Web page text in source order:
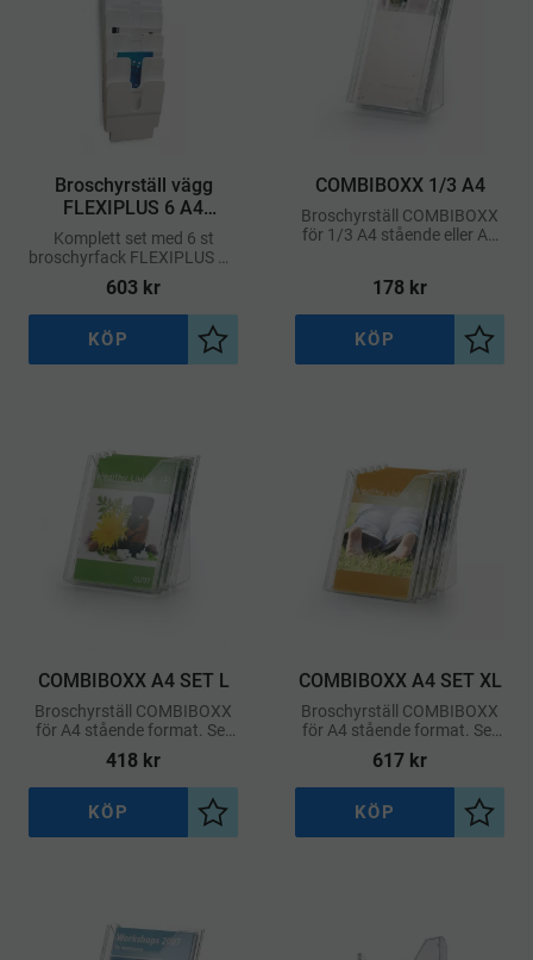
Broschyrställ vägg
FLEXIPLUS 6 A4
stående – Vit
Komplett set med 6 st
broschyrfack FLEXIPLUS A4
i stående format.
603 kr
Lägg till i önskelista
KÖP
COMBIBOXX 1/3 A4
Broschyrställ COMBIBOXX
för 1/3 A4 stående eller A6
Utbyggbar.
178 kr
Lägg
KÖP
COMBIBOXX A4 SET L
Broschyrställ COMBIBOXX
för A4 stående format. Set
med 3 fack som kan
användas som bords- eller
väggställ. Utbyggbar.
418 kr
Lägg till i önskelista
KÖP
COMBIBOXX A4 SET XL
Broschyrställ COMBIBOXX
för A4 stående format. Set
med 5 fack som kan
användas som bords- eller
väggställ.
617 kr
Lägg
KÖP